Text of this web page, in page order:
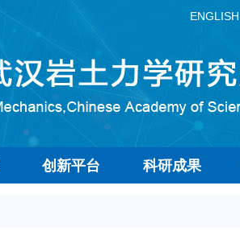
ENGLISH
创新平台 科研成果